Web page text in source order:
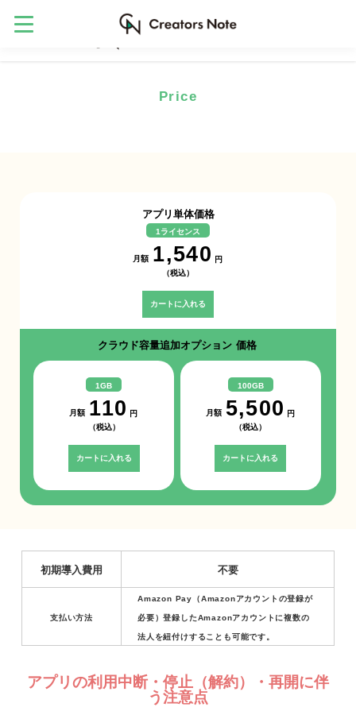
Price
アプリ単体価格
1ライセンス
月額 1,540
円
（税込）
カートに入れる
クラウド容量追加オプション 価格
1GB
月額 110
円
（税込）
カートに入れる
100GB
月額 5,500
円
（税込）
カートに入れる
初期導入費用 不要
支払い方法
Amazon Pay（Amazonアカウントの登録が
必要）登録したAmazonアカウントに複数の
法人を紐付けすることも可能です。
アプリの利用中断・停止（解約）・再開に伴
う注意点